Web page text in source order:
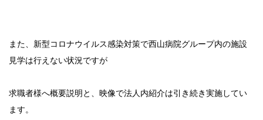
また、新型コロナウイルス感染対策で西山病院グループ内の施設
見学は行えない状況ですが
求職者様へ概要説明と、映像で法人内紹介は引き続き実施してい
ます。